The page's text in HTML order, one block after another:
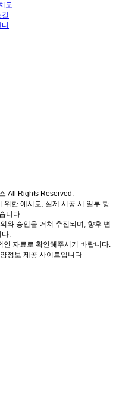
도
All Rights Reserved.
한 예시로, 실제 시공 시 일부 항
니다.
와 승인을 거쳐 추진되며, 향후 변
다.
자료로 확인해주시기 바랍니다.
정보 제공 사이트입니다